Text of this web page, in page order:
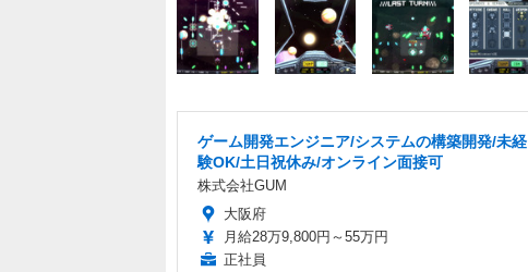
ゲーム開発エンジニア/システムの構築開発/未経
験OK/土日祝休み/オンライン面接可
株式会社GUM
大阪府
月給28万9,800円～55万円
正社員